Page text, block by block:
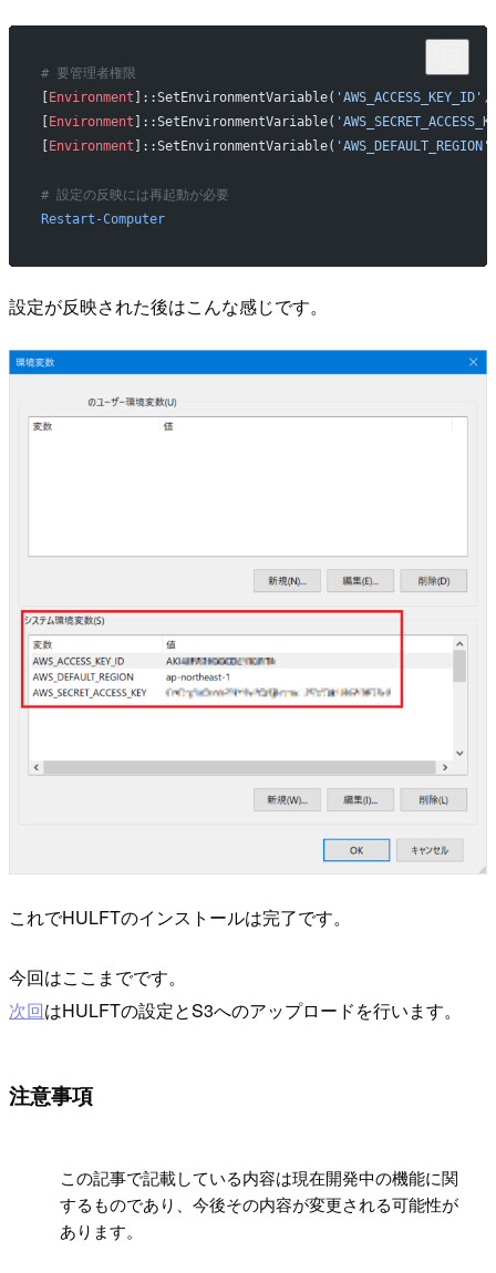
# 要管理者権限
Environment ]::SetEnvironmentVariable( 'AWS_ACCESS_KEY_ID' ,
Environment ]::SetEnvironmentVariable(
Environment ]::SetEnvironmentVariable( 'AWS_DEFAULT_REGION'
# 設定の反映には再起動が必要
Restart-Computer
設定が反映された後はこんな感じです。
これでHULFTのインストールは完了です。
今回はここまでです。
次回はHULFTの設定とS3へのアップロードを行います。
注意事項
この記事で記載している内容は現在開発中の機能に関
するものであり、今後その内容が変更される可能性が
あります。